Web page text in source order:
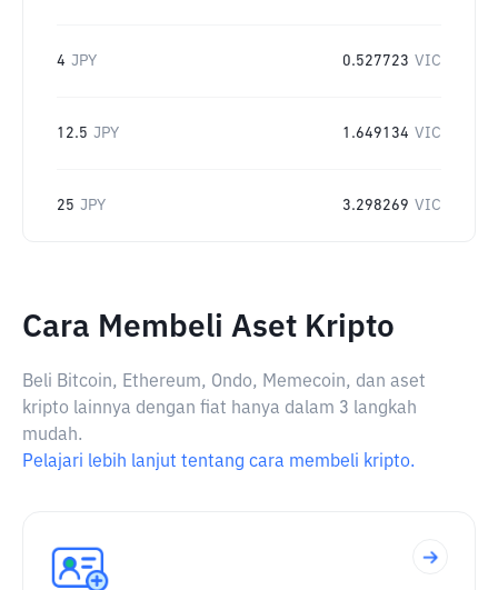
4 JPY 0.527723 VIC
12.5 JPY 1.649134 VIC
25 JPY 3.298269 VIC
Cara Membeli Aset Kripto
Beli Bitcoin, Ethereum, Ondo, Memecoin, dan aset
kripto lainnya dengan fiat hanya dalam 3 langkah
mudah.
Pelajari lebih lanjut tentang cara membeli kripto.